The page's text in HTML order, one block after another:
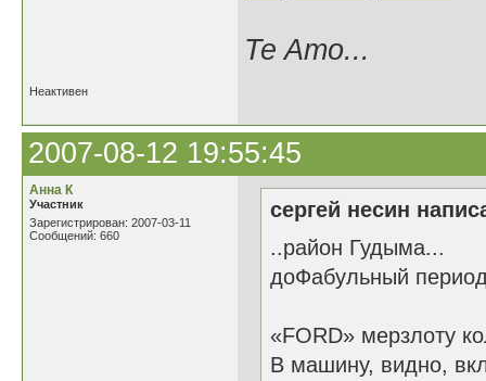
Te Amo...
Неактивен
2007-08-12 19:55:45
Анна К
Участник
Зарегистрирован: 2007-03-11
Сообщений: 660
сергей несин
..район Гудыма...
доФабульный
«FORD» мерзлоту
В машину, видно,